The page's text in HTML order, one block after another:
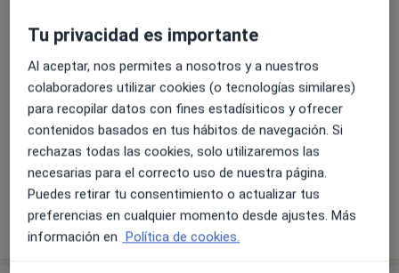
adolescencia, pubertad, técnicas de estudio, etc.)
Tenemos muchos tipos de servicios distintos para
poder adaptarnos a las necesidades de cada persona,
terapia online, terapia grupal, programas específicos
de Inteligencia Emocional, minfulness...
De mí dicen que soy muy empática y que genero
cambios desde las primeras sesiones. Espero que
pueda trabajar contigo también para ayudarte y
acompañarte por este momento complicado.
Si tienes alguna pregunta no dudes en ponerte en
contacto conmigo para solucionártela. Puedes hacerlo
Ver galería (8)
Mostrar más detalles
sobre la experiencia
Tu privacidad es importante
Al aceptar, nos permites a nosotros y a nuestros
colaboradores utilizar cookies (o tecnologías similares)
para recopilar datos con fines estadísiticos y ofrecer
contenidos basados en tus hábitos de navegación. Si
rechazas todas las cookies, solo utilizaremos las
necesarias para el correcto uso de nuestra página.
Puedes retirar tu consentimiento o actualizar tus
preferencias en cualquier momento desde ajustes. Más
información en Política de cookies.